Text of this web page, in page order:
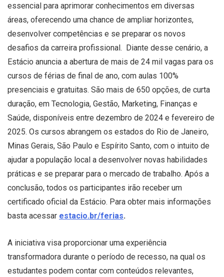
essencial para aprimorar conhecimentos em diversas
áreas, oferecendo uma chance de ampliar horizontes,
desenvolver competências e se preparar os novos
desafios da carreira profissional. Diante desse cenário, a
Estácio anuncia a abertura de mais de 24 mil vagas para os
cursos de férias de final de ano, com aulas 100%
presenciais e gratuitas. São mais de 650 opções, de curta
duração, em Tecnologia, Gestão, Marketing, Finanças e
Saúde, disponíveis entre dezembro de 2024 e fevereiro de
2025. Os cursos abrangem os estados do Rio de Janeiro,
Minas Gerais, São Paulo e Espírito Santo, com o intuito de
ajudar a população local a desenvolver novas habilidades
práticas e se preparar para o mercado de trabalho. Após a
conclusão, todos os participantes irão receber um
certificado oficial da Estácio. Para obter mais informações
basta acessar estacio.br/ferias.
A iniciativa visa proporcionar uma experiência
transformadora durante o período de recesso, na qual os
estudantes podem contar com conteúdos relevantes,